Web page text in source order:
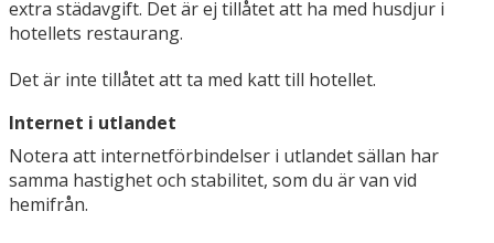
extra städavgift. Det är ej tillåtet att ha med husdjur i
hotellets restaurang.
Det är inte tillåtet att ta med katt till hotellet.
Internet i utlandet
Notera att internetförbindelser i utlandet sällan har
samma hastighet och stabilitet, som du är van vid
hemifrån.